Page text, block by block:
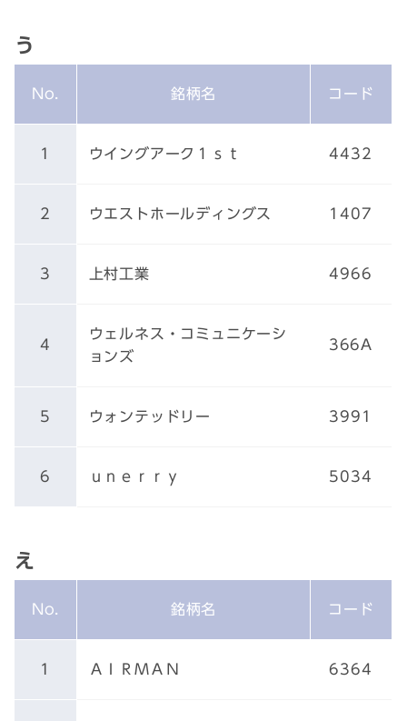
う
No. 銘柄名 コード
1 ウイングアーク１ｓｔ 4432
2 ウエストホールディングス 1407
3 上村工業 4966
4
ウェルネス・コミュニケーシ
ョンズ
366A
5 ウォンテッドリー 3991
6 ｕｎｅｒｒｙ 5034
え
No. 銘柄名 コード
1 ＡＩＲＭＡＮ 6364